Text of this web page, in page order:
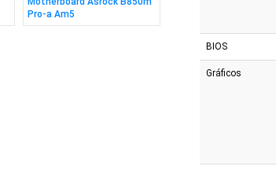
Pro-a Am5
BIOS
Gráficos